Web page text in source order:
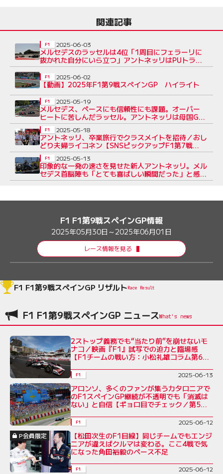
関連記事
メルセデスのラッセルは4位「1周目にフェラーリに
抜かれた自分にいら立つ」アントネッリはPUトラブ
ルでリタイア
F1 2025-06-03
【動画】2025年F1第9戦スペインGP ハイライト
F1 2025-06-02
メルセデス、ペースにも信頼性にも課題。オーバー
ヒートに苦しんだラッセル。アントネッリは母国GP
でリタイア
F1 2025-05-19
アントネッリ、卒業旅行でクラスメイトを招待／おし
どり夫婦ライコネン【SNSピックアップF1第7戦
（2）】
F1 2025-05-18
印象的な一発の速さを見せた新人アントネッリ。メル
セデス首脳陣も「とても喜ばしい瞬間だった」と感銘
を受ける
F1 2025-05-13
F1 F1第9戦スペインGP情報
2025年05月30日～2025年06月01日
レース情報を見る
F1 F1第9戦スペインGP リザルトRace Result
F1 F1第9戦スペインGP ニュース
2ストップ義務でも“当たり前”を崩せないモ
ナコ／映画『F1』試写での迫力と臨場感
【F1チームの戦い方：小松礼雄コラム第6
F1 2025-06-13
アロンソ、多くのファンが集うカタロニアで
のF1スペインGP継続が不透明でも「消滅は
ない」と自信【ギョロ目でチェック／第5
F1
2025-06-12
P会員限定
【松田次生のF1目線】同じチームでもエンジ
ニアが違えばクルマは変わる。ここ4戦で気
になった角田裕毅のペース不足
F1
2025-06-12